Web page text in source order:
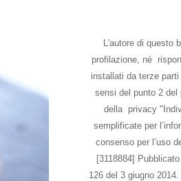
L'autore di questo
profilazione, né
installati da terze
sensi del punto 2 del
della privacy
semplificate per
consenso per l’uso
[3118884]
126 del 3 giugno